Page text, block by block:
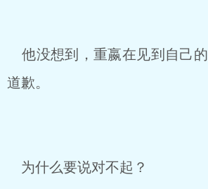
他没想到，重嬴在见到自己
道歉。
为什么要说对不起？